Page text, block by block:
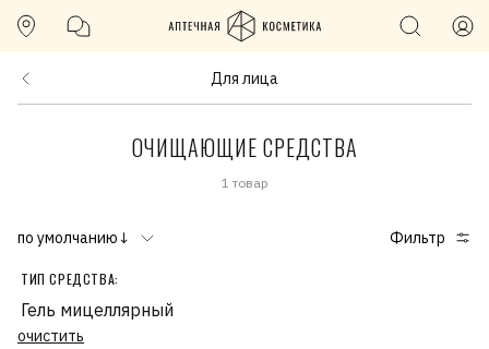
Для лица
ОЧИЩАЮЩИЕ СРЕДСТВА
1 товар
по умолчанию↓ Фильтр
ТИП СРЕДСТВА:
Гель мицеллярный
очистить